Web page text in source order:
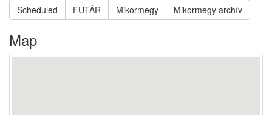
Scheduled
FUTÁR Mikormegy Mikormegy archív
Map